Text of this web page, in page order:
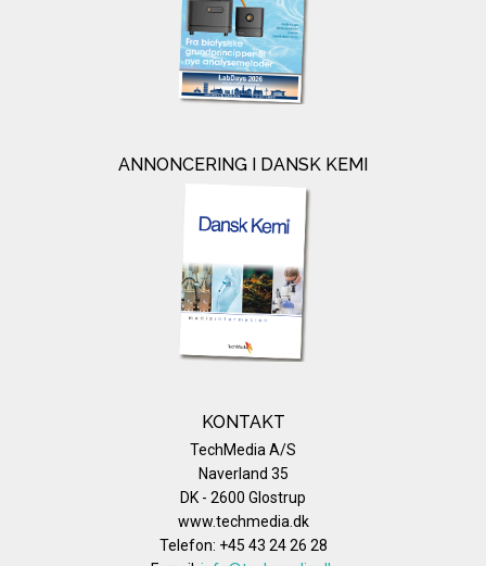
ANNONCERING I DANSK KEMI
KONTAKT
TechMedia A/S
Naverland 35
DK - 2600 Glostrup
www.techmedia.dk
Telefon: +45 43 24 26 28